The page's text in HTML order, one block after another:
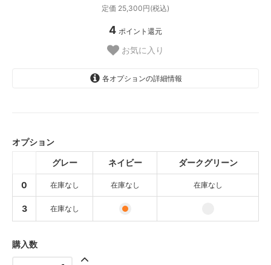
定価 25,300円(税込)
4 ポイント還元
お気に入り
各オプションの詳細情報
ダークグリーン
オプション
グレー
ネイビー ダークグリーン
0 在庫なし 在庫なし 在庫なし
3 在庫なし
購入数